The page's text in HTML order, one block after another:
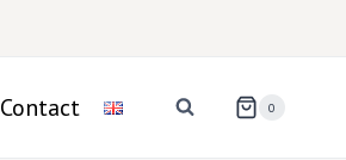
Contact 0